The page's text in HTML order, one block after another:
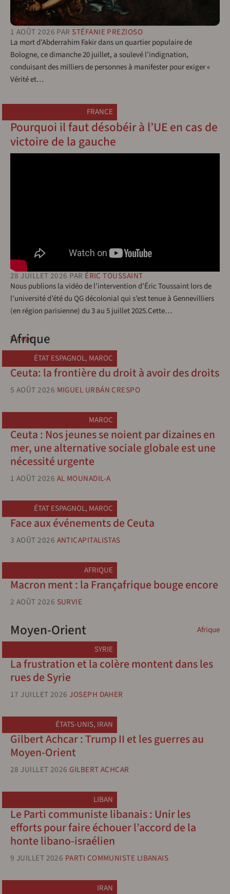
1 AOÛT 2026 PAR STÉFANIE PREZIOSO
La mort d’Abderrahim Fakir dans un quartier populaire de
Bologne, ce dimanche 20 juillet, a soulevé l’indignation,
conduisant des milliers de personnes à manifester pour exiger «
Vérité et…
FRANCE
Pourquoi il faut désobéir à l’UE en cas de
victoire de la gauche
28 JUILLET 2026 PAR ÉRIC TOUSSAINT
Nous publions la vidéo de l’intervention d’Éric Toussaint lors de
l’université d’été du QG décolonial qui s’est tenue à Gennevilliers
(en région parisienne) du 3 au 5 juillet 2025.Cette…
Europe
Afrique
ÉTAT ESPAGNOL, MAROC
Ceuta: la frontière du droit à avoir des droits
5 AOÛT 2026 MIGUEL URBÁN CRESPO
MAROC
Ceuta : Nos jeunes se noient par dizaines en
mer, une alternative sociale globale est une
nécessité urgente
1 AOÛT 2026 AL MOUNADIL-A
ÉTAT ESPAGNOL, MAROC
Face aux événements de Ceuta
3 AOÛT 2026 ANTICAPITALISTAS
AFRIQUE
Macron ment : la Françafrique bouge encore
2 AOÛT 2026 SURVIE
Afrique
Moyen-Orient
SYRIE
La frustration et la colère montent dans les
rues de Syrie
17 JUILLET 2026 JOSEPH DAHER
ÉTATS-UNIS, IRAN
Gilbert Achcar : Trump II et les guerres au
Moyen-Orient
28 JUILLET 2026 GILBERT ACHCAR
LIBAN
Le Parti communiste libanais : Unir les
efforts pour faire échouer l’accord de la
honte libano-israélien
9 JUILLET 2026 PARTI COMMUNISTE LIBANAIS
IRAN